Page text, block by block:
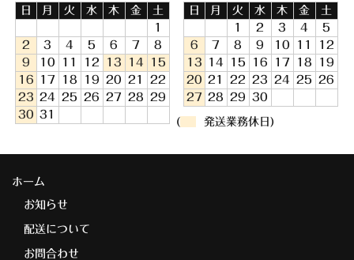
日
月 火 水 木 金
土
1
2
3 4 5 6 7
8
9
10 11 12 13 14
15
16
17 18 19 20 21
22
23 24 25 26 27 28
29
30 31
日
月 火 水 木 金
土
1
2 3 4
5
6
7 8 9 10 11
12
13
14 15 16 17 18
19
20 21 22 23 24 25
26
27 28 29 30
( 発送業務休日)
ホーム
お知らせ
配送について
お問合わせ